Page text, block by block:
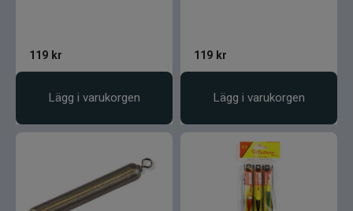
119 kr
Lägg i varukorgen
119 kr
Lägg i varukorgen